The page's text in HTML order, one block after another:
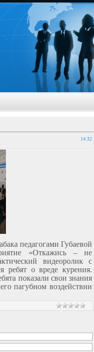
14:32
педагогами Губаевой
«Откажись – не
видеоролик с
ребят о вреде курения.
показали свои знания
пагубном воздействии